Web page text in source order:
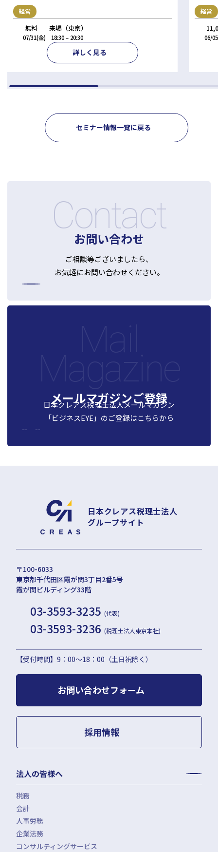
経営
無料 来場（東京）
07/31(金) 18:30 – 20:30
詳しく見る
経営
06/
セミナー情報一覧に戻る
Contact
お問い合わせ
ご相談等ございましたら、
お気軽にお問い合わせください。
メールマガジンご登録
日本クレアス税理士法人メールマガジン
「ビジネスEYE」のご登録はこちらから
日本クレアス税理士法人
グループサイト
〒100-6033
東京都千代田区霞が関3丁目2番5号
霞が関ビルディング33階
03-3593-3235 (代表)
03-3593-3236 (税理士法人東京本社)
【受付時間】9：00〜18：00（土日祝除く）
お問い合わせフォーム
採用情報
法人の皆様へ
税務
月次決算・税務顧問・税務申告書作成
税務調査対応（会計・税務）
税務セカンドオピニオン
組織再編税制・国際税務
会計
BPO・会計アウトソーシング
会社設立（スタートアップサポート）・クラウド会計導入
決算開示書類（有報・短信等）作成・IFRS対応サポート
人事労務
人事労務アウトソーシング（給与計算・社会保険手続）
労使トラブル対応
企業法務
企業法務・法務顧問・事業再生・債権回収
コンサルティングサービス